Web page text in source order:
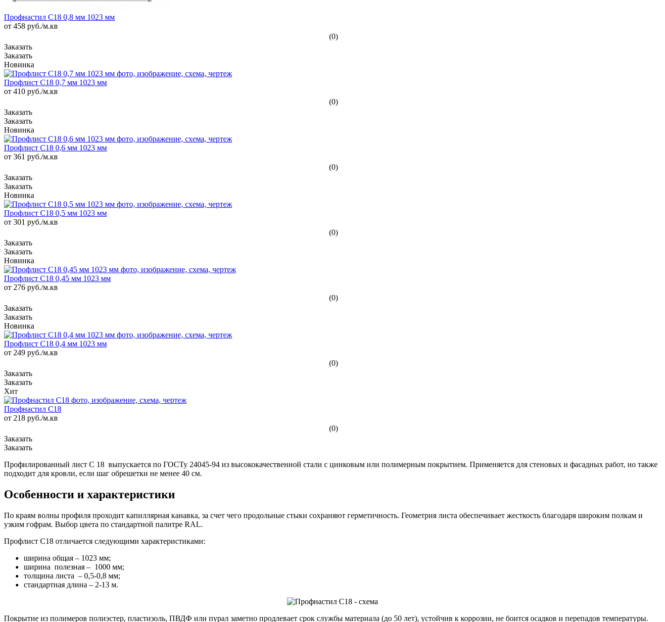
Профнастил С18 0,8 мм 1023 мм
от 458 руб./м.кв
(0)
Новинка
Профлист С18 0,7 мм 1023 мм
от 410 руб./м.кв
(0)
Новинка
Профлист С18 0,6 мм 1023 мм
от 361 руб./м.кв
(0)
Новинка
Профлист С18 0,5 мм 1023 мм
от 301 руб./м.кв
(0)
Новинка
Профлист С18 0,45 мм 1023 мм
от 276 руб./м.кв
(0)
Новинка
Профлист С18 0,4 мм 1023 мм
от 249 руб./м.кв
(0)
Хит
Профнастил С18
от 218 руб./м.кв
(0)
Профилированный лист С 18 выпускается по ГОСТу 24045-94 из высококачественной стали с цинковым или полимерным покрытием. Применяется для стеновых и фасадных работ, но также
подходит для кровли, если шаг обрешетки не менее 40 см.
Особенности и характеристики
По краям волны профиля проходит капиллярная канавка, за счет чего продольные стыки сохраняют герметичность. Геометрия листа обеспечивает жесткость благодаря широким полкам и
узким гофрам. Выбор цвета по стандартной палитре RAL.
Профлист С18 отличается следующими характеристиками:
ширина общая – 1023 мм;
ширина полезная – 1000 мм;
толщина листа – 0,5-0,8 мм;
стандартная длина – 2-13 м.
Покрытие из полимеров полиэстер, пластизоль, ПВДФ или пурал заметно продлевает срок службы материала (до 50 лет), устойчив к коррозии, не боится осадков и перепадов температуры.